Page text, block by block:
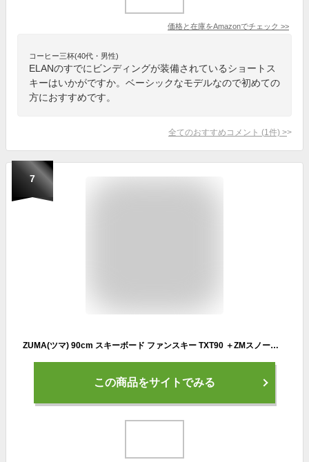
価格と在庫をAmazonでチェック >>
コーヒー三杯(40代・男性)
ELANのすでにビンディングが装備されているショートス
キーはいかがですか。ベーシックなモデルなので初めての
方におすすめです。
全てのおすすめコメント (1 件) >
7
ZUMA(ツマ) 90cm スキーボード ファンスキー TXT90 ＋ZMスノーボードビンディング セット ミニスキー ショートスキー ML(26-28cm)
この商品をサイトでみる